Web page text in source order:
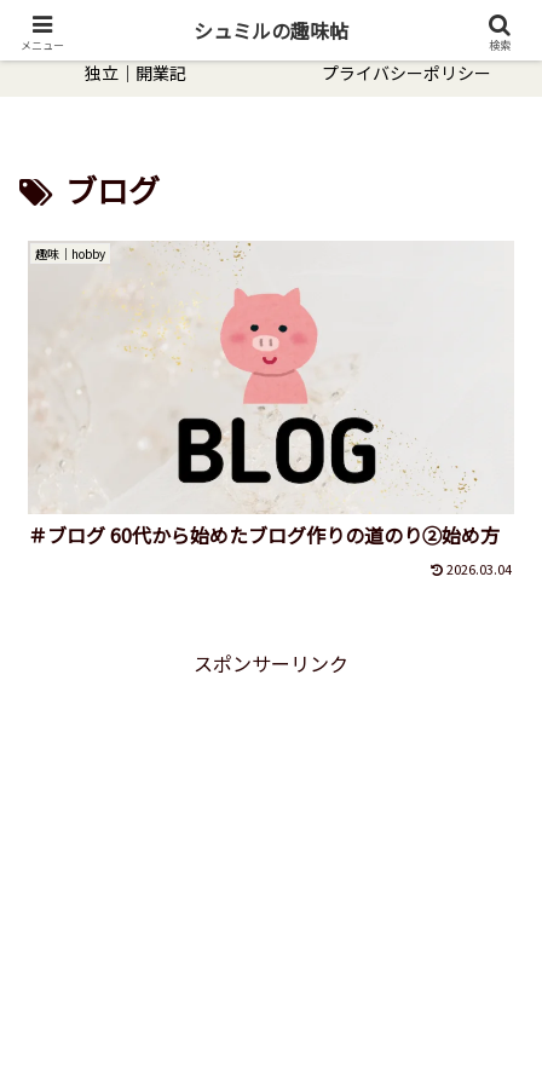
独立｜開業記
プライバシーポリシー
ブログ
趣味｜hobby
＃ブログ 60代から始めたブログ作りの道のり②始め方
2026.03.04
スポンサーリンク
メニュー
シュミルの趣味帖
検索